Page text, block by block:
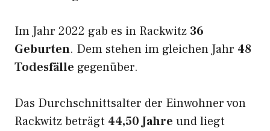
Im Jahr 2022 gab es in Rackwitz 36
Geburten. Dem stehen im gleichen Jahr 48
Todesfälle gegenüber.
Das Durchschnittsalter der Einwohner von
Rackwitz beträgt 44,50 Jahre und liegt